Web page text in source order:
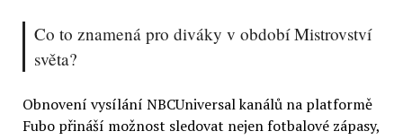
Co to znamená pro diváky v období Mistrovství
světa?
Obnovení vysílání NBCUniversal kanálů na platformě
Fubo přináší možnost sledovat nejen fotbalové zápasy,